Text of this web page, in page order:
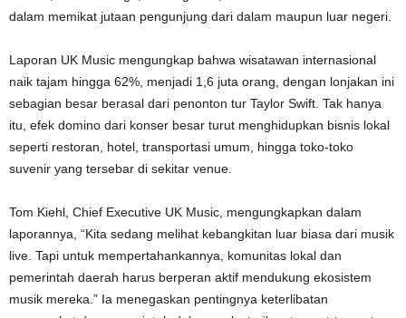
dalam memikat jutaan pengunjung dari dalam maupun luar negeri.
Laporan UK Music mengungkap bahwa wisatawan internasional
naik tajam hingga 62%, menjadi 1,6 juta orang, dengan lonjakan ini
sebagian besar berasal dari penonton tur Taylor Swift. Tak hanya
itu, efek domino dari konser besar turut menghidupkan bisnis lokal
seperti restoran, hotel, transportasi umum, hingga toko-toko
suvenir yang tersebar di sekitar venue.
Tom Kiehl, Chief Executive UK Music, mengungkapkan dalam
laporannya, “Kita sedang melihat kebangkitan luar biasa dari musik
live. Tapi untuk mempertahankannya, komunitas lokal dan
pemerintah daerah harus berperan aktif mendukung ekosistem
musik mereka.” Ia menegaskan pentingnya keterlibatan